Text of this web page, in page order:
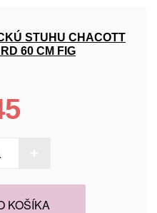
STUHU CHACOTT
60 СМ FIG
KOŠÍKA